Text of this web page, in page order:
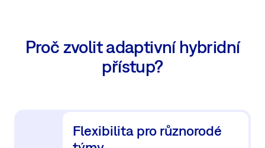
Proč zvolit adaptivní hybridní
přístup?
Flexibilita pro různorodé